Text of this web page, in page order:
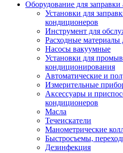
Оборудование для
Установки для
кондиционеров
Инструмент для
Расходные материалы
Насосы вакуумные
Установки для
кондиционирования
Автоматические и
Измерительные
Аксессуары и
кондиционеров
Масла
Течеискатели
Манометрические
Быстросъемы,
Дезинфекция